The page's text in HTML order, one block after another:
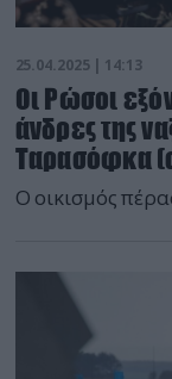
25.04.2025 | 14:13
Οι Ρώσοι
άνδρες της
Ταρασόφκα
Ο οικισμός